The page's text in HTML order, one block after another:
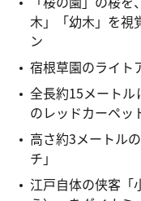
木」「幼木」を視
ン
宿根草園のライト
全長約15メートル
のレッドカーペッ
高さ約3メートル
チ」
江戸自体の侠客「